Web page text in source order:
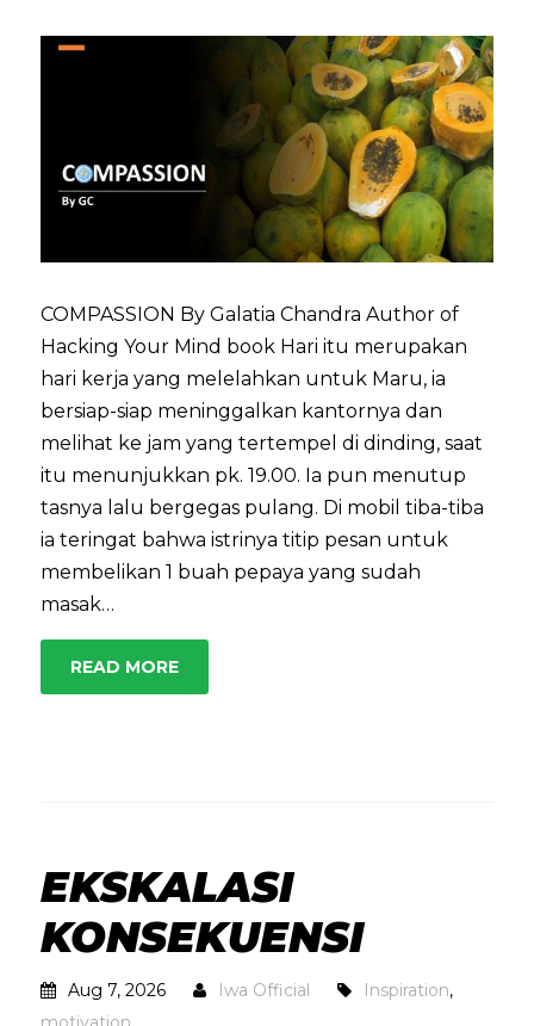
COMPASSION By Galatia Chandra Author of
Hacking Your Mind book Hari itu merupakan
hari kerja yang melelahkan untuk Maru, ia
bersiap-siap meninggalkan kantornya dan
melihat ke jam yang tertempel di dinding, saat
itu menunjukkan pk. 19.00. Ia pun menutup
tasnya lalu bergegas pulang. Di mobil tiba-tiba
ia teringat bahwa istrinya titip pesan untuk
membelikan 1 buah pepaya yang sudah
masak…
READ MORE
EKSKALASI
KONSEKUENSI
Aug 7, 2026 Iwa Official Inspiration,